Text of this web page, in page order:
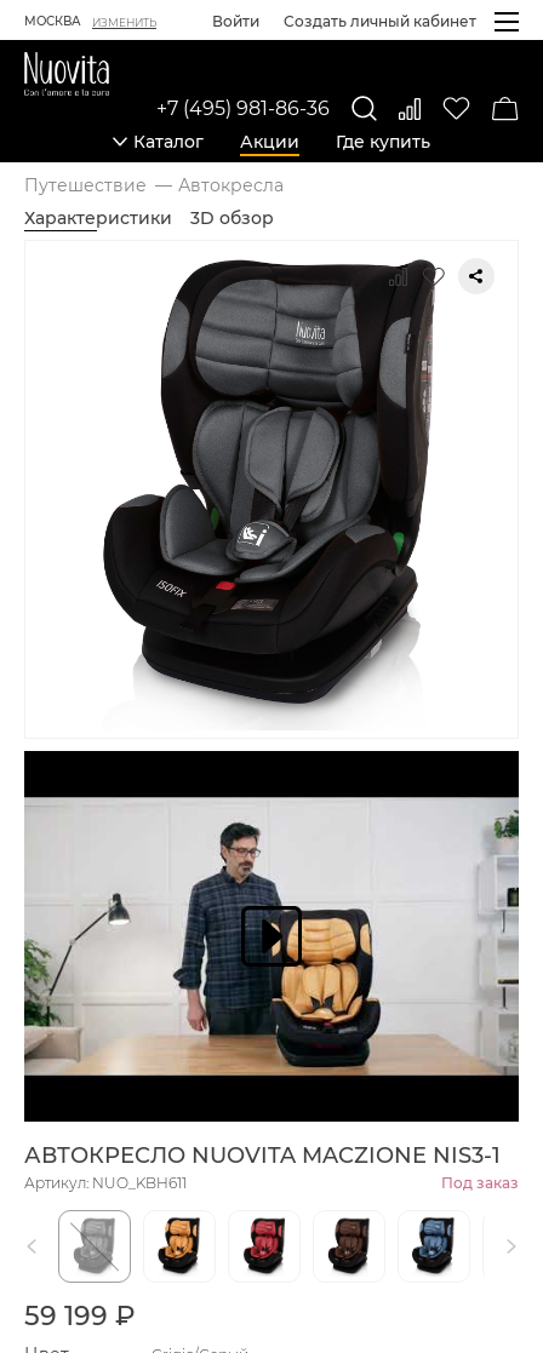
МОСКВА ИЗМЕНИТЬ Войти Создать личный кабинет
Каталог Акции Где купить
+7 (495) 981-86-36
Путешествие
Автокресла
Характеристики
3D обзор
Карточка товара
АВТОКРЕСЛО NUOVITA MACZIONE NIS3-1
Артикул: NUO_KBH611 Под заказ
59 199 ₽